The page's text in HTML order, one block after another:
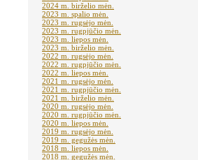
2024 m. birželio mėn.
2023 m. spalio mėn.
2023 m. rugsėjo mėn.
2023 m. rugpjūčio mėn.
2023 m. liepos mėn.
2023 m. birželio mėn.
2022 m. rugsėjo mėn.
2022 m. rugpjūčio mėn.
2022 m. liepos mėn.
2021 m. rugsėjo mėn.
2021 m. rugpjūčio mėn.
2021 m. birželio mėn.
2020 m. rugsėjo mėn.
2020 m. rugpjūčio mėn.
2020 m. liepos mėn.
2019 m. rugsėjo mėn.
2019 m. gegužės mėn.
2018 m. liepos mėn.
2018 m. gegužės mėn.